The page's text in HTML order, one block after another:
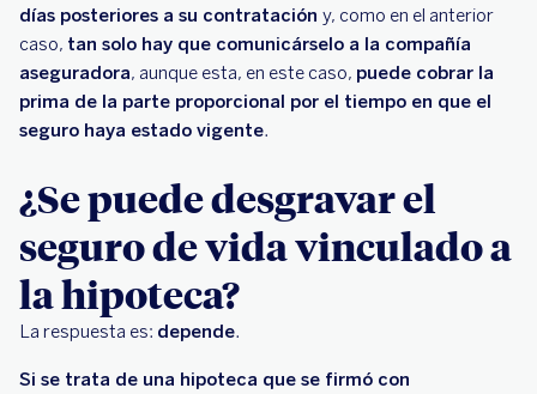
días posteriores a su contratación y, como en el anterior
caso, tan solo hay que comunicárselo a la compañía
aseguradora, aunque esta, en este caso, puede cobrar la
prima de la parte proporcional por el tiempo en que el
seguro haya estado vigente.
¿Se puede desgravar el
seguro de vida vinculado a
la hipoteca?
La respuesta es: depende.
Si se trata de una hipoteca que se firmó con